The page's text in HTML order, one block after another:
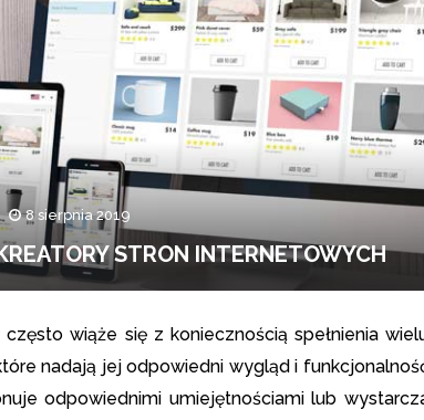
8 sierpnia 2019
STRON INTERNETOWYCH
wiąże się z koniecznością spełnienia
nadają jej odpowiedni wygląd i
odpowiednimi umiejętnościami lub